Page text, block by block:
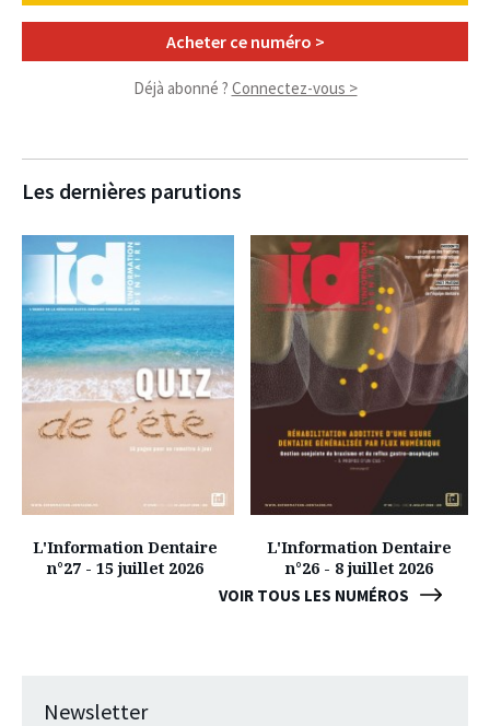
Acheter ce numéro >
Déjà abonné ? Connectez-vous >
Les dernières parutions
VOIR TOUS LES NUMÉROS
L'Information Dentaire
n°27 - 15 juillet 2026
L'Information Dentaire
n°26 - 8 juillet 2026
Newsletter